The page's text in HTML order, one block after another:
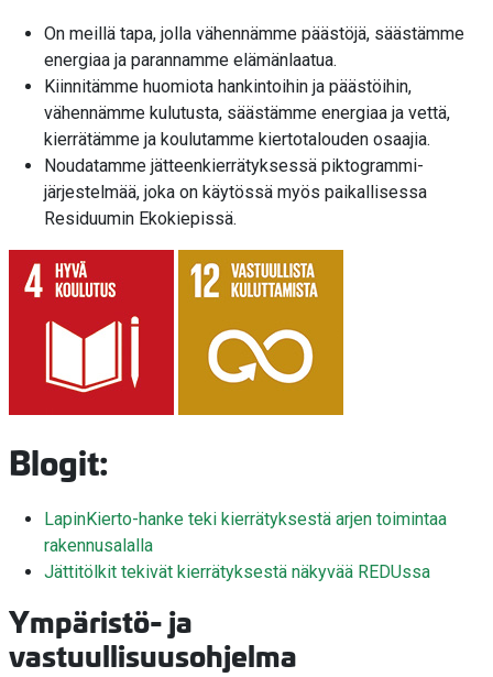
On meillä tapa, jolla vähennämme päästöjä, säästämme
energiaa ja parannamme elämänlaatua.
Kiinnitämme huomiota hankintoihin ja päästöihin,
vähennämme kulutusta, säästämme energiaa ja vettä,
kierrätämme ja koulutamme kiertotalouden osaajia.
Noudatamme jätteenkierrätyksessä piktogrammi-
järjestelmää, joka on käytössä myös paikallisessa
Residuumin Ekokiepissä.
Blogit:
LapinKierto-hanke teki kierrätyksestä arjen toimintaa
rakennusalalla
Jättitölkit tekivät kierrätyksestä näkyvää REDUssa
Ympäristö- ja
vastuullisuusohjelma